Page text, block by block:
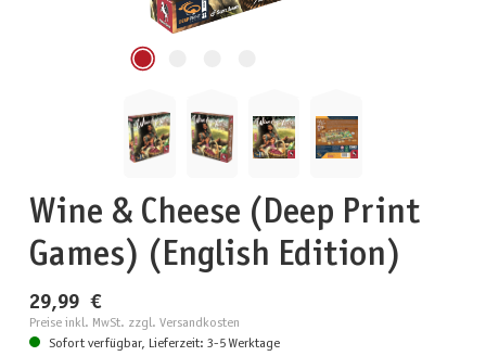
Wine & Cheese (Deep Print
Games) (English Edition)
29,99 €
Preise inkl. MwSt. zzgl. Versandkosten
Sofort verfügbar, Lieferzeit: 3-5 Werktage